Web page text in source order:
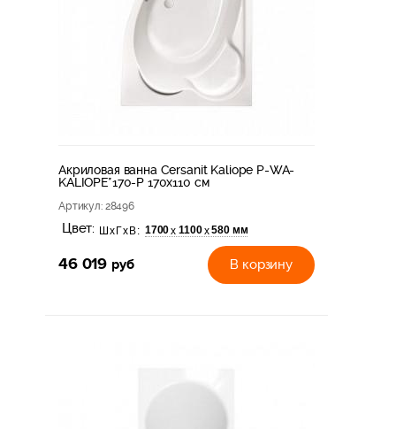
Акриловая ванна Cersanit Kaliope P-WA-
KALIOPE*170-P 170x110 см
Артикул: 28496
Цвет: ШхГхВ: 1700х 1100х 580 мм
46 019 руб В корзину